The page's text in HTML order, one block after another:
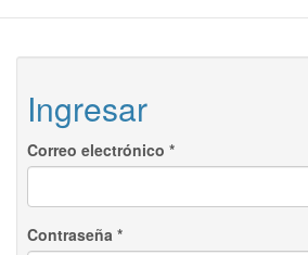
Ingresar
Correo electrónico *
Contraseña *